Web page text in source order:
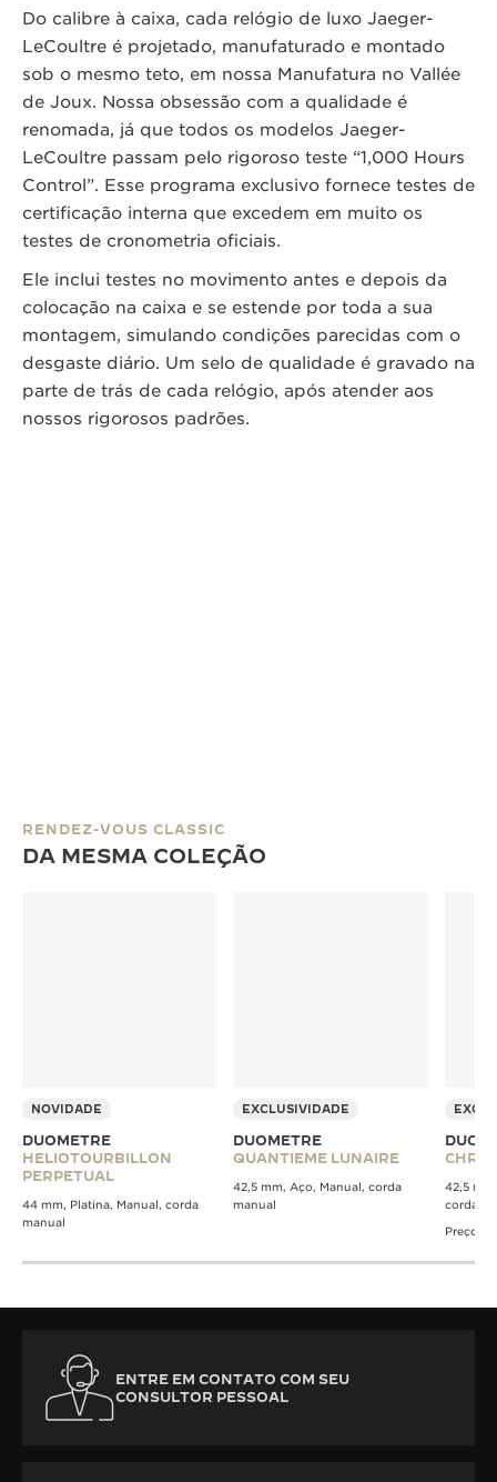
Do calibre à caixa, cada relógio de luxo Jaeger-
LeCoultre é projetado, manufaturado e montado
sob o mesmo teto, em nossa Manufatura no Vallée
de Joux. Nossa obsessão com a qualidade é
renomada, já que todos os modelos Jaeger-
LeCoultre passam pelo rigoroso teste “1,000 Hours
Control”. Esse programa exclusivo fornece testes de
certificação interna que excedem em muito os
testes de cronometria oficiais.
Ele inclui testes no movimento antes e depois da
colocação na caixa e se estende por toda a sua
montagem, simulando condições parecidas com o
desgaste diário. Um selo de qualidade é gravado na
parte de trás de cada relógio, após atender aos
nossos rigorosos padrões.
RENDEZ-VOUS CLASSIC
DA MESMA COLEÇÃO
NOVIDADE
DUOMETRE
HELIOTOURBILLON
PERPETUAL
44 mm, Platina, Manual, corda
manual
EXCLUSIVIDADE
DUOMETRE
QUANTIEME LUNAIRE
42,5 mm, Aço, Manual, corda
manual
42,5
corda
Preço
ENTRE EM CONTATO COM SEU
CONSULTOR PESSOAL